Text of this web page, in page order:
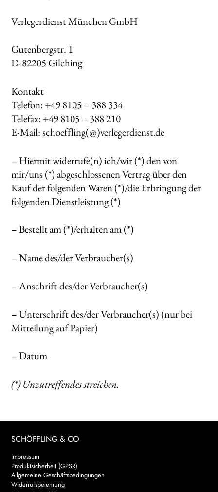
Verlegerdienst München GmbH
Gutenbergstr. 1
D-82205 Gilching
Kontakt
Telefon: +49 8105 – 388 334
Telefax: +49 8105 – 388 210
E-Mail: schoeffling(@)verlegerdienst.de
– Hiermit widerrufe(n) ich/wir (*) den von
mir/uns (*) abgeschlossenen Vertrag über den
Kauf der folgenden Waren (*)/die Erbringung der
folgenden Dienstleistung (*)
– Bestellt am (*)/erhalten am (*)
– Name des/der Verbraucher(s)
– Anschrift des/der Verbraucher(s)
– Unterschrift des/der Verbraucher(s) (nur bei
Mitteilung auf Papier)
– Datum
(*) Unzutreffendes streichen.
SCHÖFFLING & CO
Impressum
Produktsicherheit (GPSR)
Allgemeine Geschäftsbedingungen
Widerrufsbelehrung